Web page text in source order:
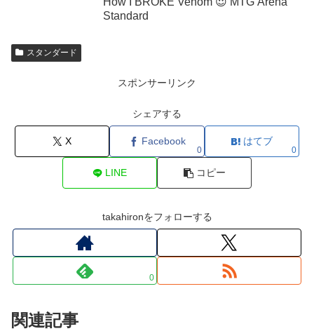
Standard
スタンダード
スポンサーリンク
シェアする
X Facebook
0
はてブ
0
LINE コピー
takahironをフォローする
0
関連記事